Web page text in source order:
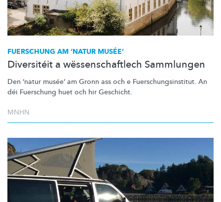
FUERSCHUNG AM ‘NATUR MUSÉE’
Diversitéit a wëssenschaftlech Sammlungen
Den ‘natur musée’ am Gronn ass och e Fuerschungsinstitut. An
déi Fuerschung huet och hir Geschicht.
MNHN